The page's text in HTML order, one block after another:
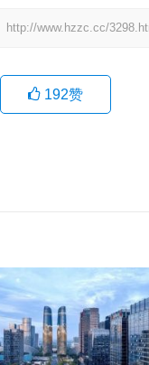
http://www.hzzc.cc/
192赞